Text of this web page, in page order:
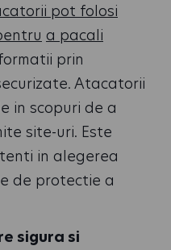
pot folosi
a pacali
prin
Atacatorii
in scopuri de a
site-uri. Este
in alegerea
de protectie a
sigura si